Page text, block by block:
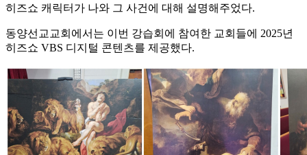
히즈쇼 캐릭터가 나와 그 사건에 대해 설명해주었다.
동양선교교회에서는 이번 강습회에 참여한 교회들에 2025년
히즈쇼 VBS 디지털 콘텐츠를 제공했다.